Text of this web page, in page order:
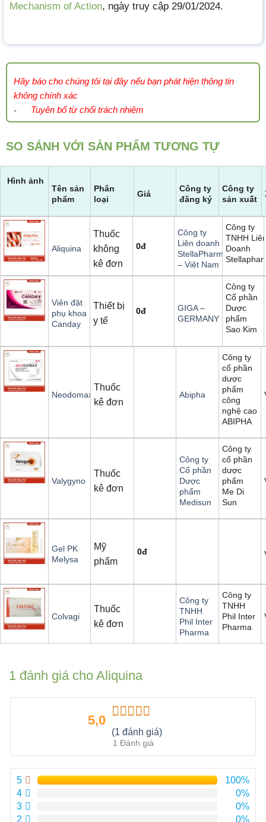
Mechanism of Action, ngày truy cập 29/01/2024.
Hãy báo cho chúng tôi tại đây nếu bạn phát hiện thông tin
không chính xác
- Tuyên bố từ chối trách nhiệm
SO SÁNH VỚI SẢN PHẨM TƯƠNG TỰ
Hình ảnh
Tên sản
phẩm
Phân
loại
Giá
Công ty
đăng ký
Công ty
sản xuất
Aliquina
Thuốc
không
kê đơn
0đ
Công ty
Liên doanh
StellaPharm
– Việt Nam
Công ty
TNHH
Doanh
Viên đặt
phụ khoa
Canday
Thiết bị
y tế
0đ
GIGA –
GERMANY
Công ty
Cổ phần
Dược
phẩm
Sao Kim
Neodomax
Thuốc
kê đơn
Abipha
Công ty
cổ phần
dược
phẩm
công
nghệ cao
ABIPHA
Valygyno
Thuốc
kê đơn
Công ty
Cổ phần
Dược
phẩm
Medisun
Công ty
cổ phần
dược
phẩm
Me Di
Sun
Gel PK
Melysa
Mỹ
phẩm
0đ
Colvagi
Thuốc
kê đơn
Công ty
TNHH
Phil Inter
Pharma
Công ty
TNHH
Phil Inter
Pharma
1 đánh giá cho Aliquina
5,0
Được xếp
hạng 5.00
sao
(1 đánh giá)
1 Đánh giá
5
100%
4
0%
3
0%
2
0%